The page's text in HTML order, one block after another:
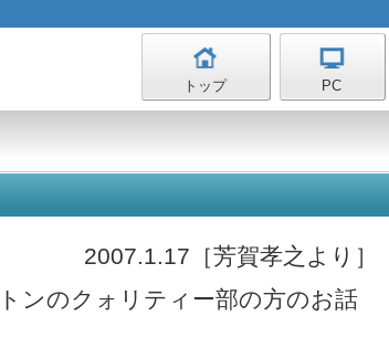
トップ PC
2007.1.17［芳賀孝之より］
ンのクォリティー部の方のお話